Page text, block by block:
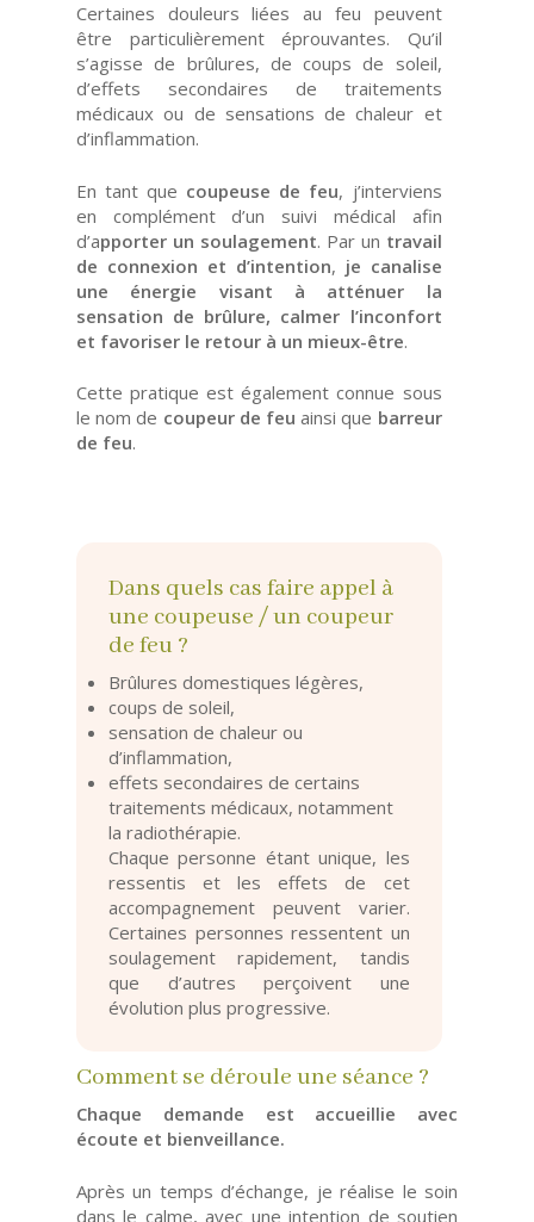
Certaines douleurs liées au feu peuvent
être particulièrement éprouvantes. Qu’il
s’agisse de brûlures, de coups de soleil,
d’effets secondaires de traitements
médicaux ou de sensations de chaleur et
d’inflammation.
En tant que coupeuse de feu, j’interviens
en complément d’un suivi médical afin
d’apporter un soulagement. Par un travail
de connexion et d’intention, je canalise
une énergie visant à atténuer la
sensation de brûlure, calmer l’inconfort
et favoriser le retour à un mieux-être.
Cette pratique est également connue sous
le nom de coupeur de feu ainsi que barreur
de feu.
Dans quels cas faire appel à
une coupeuse / un coupeur
de feu ?
Brûlures domestiques légères,
coups de soleil,
sensation de chaleur ou
d’inflammation,
effets secondaires de certains
traitements médicaux, notamment
la radiothérapie.
Chaque personne étant unique, les
ressentis et les effets de cet
accompagnement peuvent varier.
Certaines personnes ressentent un
soulagement rapidement, tandis
que d’autres perçoivent une
évolution plus progressive.
Comment se déroule une séance ?
Chaque demande est accueillie avec
écoute et bienveillance.
Après un temps d’échange, je réalise le soin
dans le calme, avec une intention de soutien